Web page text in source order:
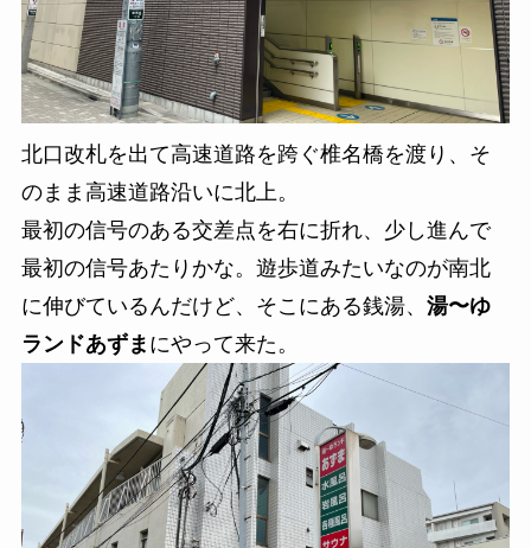
北口改札を出て高速道路を跨ぐ椎名橋を渡り、そ
のまま高速道路沿いに北上。
最初の信号のある交差点を右に折れ、少し進んで
最初の信号あたりかな。遊歩道みたいなのが南北
に伸びているんだけど、そこにある銭湯、 湯〜ゆ
ランドあずま にやって来た。